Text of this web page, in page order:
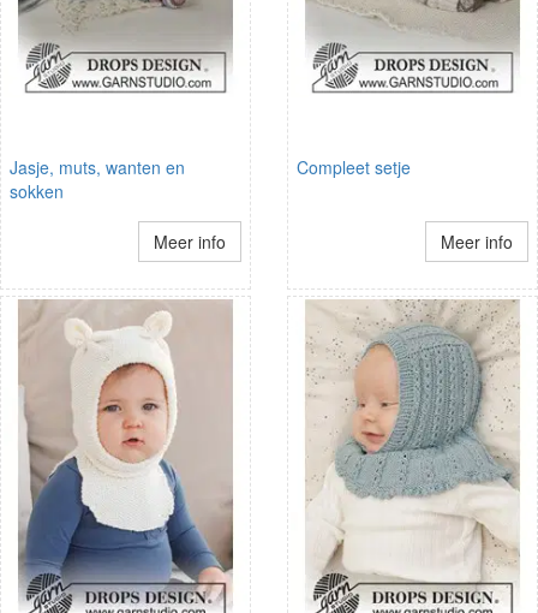
Jasje, muts, wanten en
sokken
Meer info
Compleet setje
Meer info